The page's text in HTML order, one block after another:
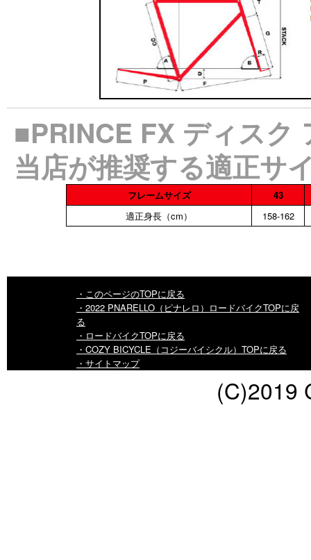
■PRINCE FX ディスク
当店が推奨する適正サ
フレームサイズ
43
適正身長（cm）
158-162
・このページのTOPに戻る
・2022 PNARELLO（ピナレロ）ロードバイクTOPに戻
る
・ロードバイクTOPに戻る
・COZY BICYCLE（コジーバイシクル）TOPに戻る
・サイトマップ
(C)2019